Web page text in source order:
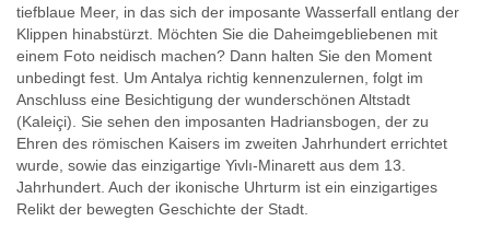
tiefblaue Meer, in das sich der imposante Wasserfall entlang der
Klippen hinabstürzt. Möchten Sie die Daheimgebliebenen mit
einem Foto neidisch machen? Dann halten Sie den Moment
unbedingt fest. Um Antalya richtig kennenzulernen, folgt im
Anschluss eine Besichtigung der wunderschönen Altstadt
(Kaleiçi). Sie sehen den imposanten Hadriansbogen, der zu
Ehren des römischen Kaisers im zweiten Jahrhundert errichtet
wurde, sowie das einzigartige Yivlı-Minarett aus dem 13.
Jahrhundert. Auch der ikonische Uhrturm ist ein einzigartiges
Relikt der bewegten Geschichte der Stadt.